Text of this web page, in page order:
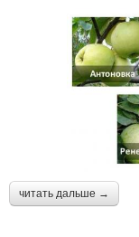
читать дальше →